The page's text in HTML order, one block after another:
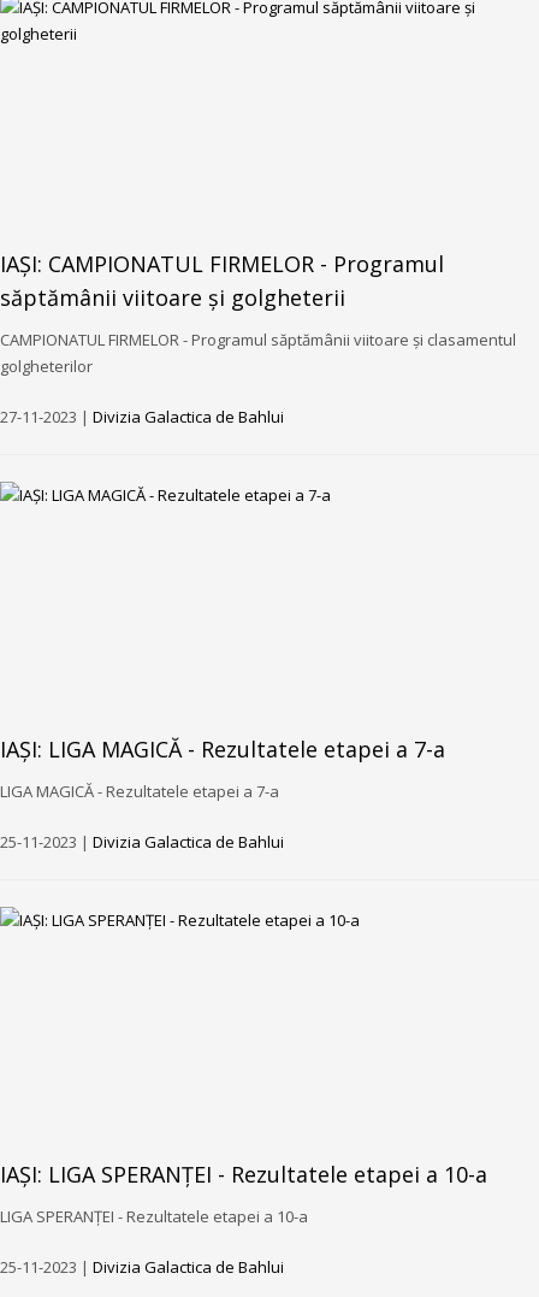
IAȘI: CAMPIONATUL FIRMELOR - Programul
săptămânii viitoare și golgheterii
CAMPIONATUL FIRMELOR - Programul săptămânii viitoare și clasamentul
golgheterilor
27-11-2023 | Divizia Galactica de Bahlui
IAȘI: LIGA MAGICĂ - Rezultatele etapei a 7-a
LIGA MAGICĂ - Rezultatele etapei a 7-a
25-11-2023 | Divizia Galactica de Bahlui
IAȘI: LIGA SPERANȚEI - Rezultatele etapei a 10-a
LIGA SPERANȚEI - Rezultatele etapei a 10-a
25-11-2023 | Divizia Galactica de Bahlui